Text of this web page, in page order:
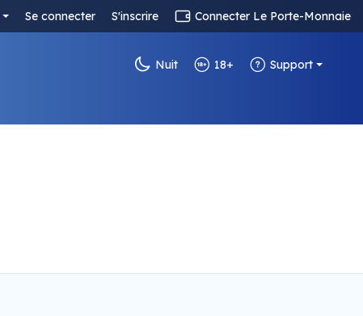
Se connecter S'inscrire Connecter Le Porte-Monnaie
Nuit 18+ Support